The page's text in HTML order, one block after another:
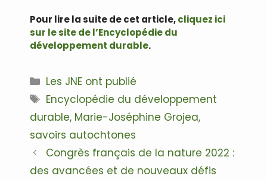
Pour lire la suite de cet article,cliquez ici
sur le site de l’Encyclopédie du
développement durable.
Catégories
Les JNE ont publié
Étiquettes
Encyclopédie du développement
durable, Marie-Joséphine Grojea,
savoirs autochtones
Navigation
des
Congrès français de la nature 2022 :
des avancées et de nouveaux défis